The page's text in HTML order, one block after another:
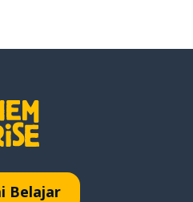
Belajar